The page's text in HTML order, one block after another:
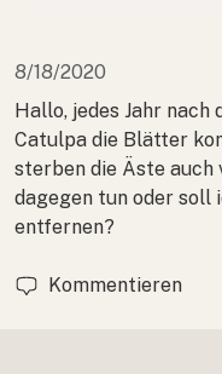
8/18/2020
Hallo, jedes Jahr nach
Catulpa die Blätter
sterben die Äste auch
dagegen tun oder
entfernen?
Kommentieren